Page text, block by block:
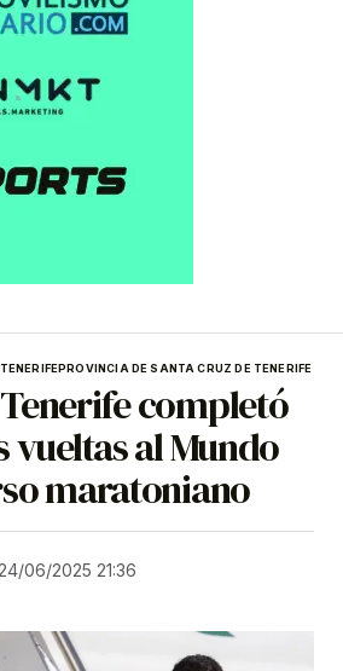
PROVINCIA DE SANTA CRUZ DE TENERIFE
completó
vueltas al Mundo
maratoniano
24/06/2025 21:36